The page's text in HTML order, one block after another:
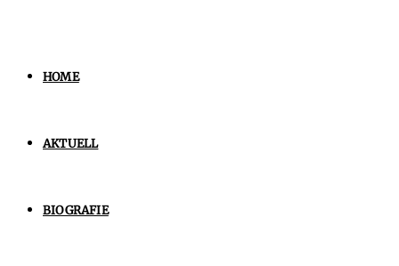
HOME
AKTUELL
BIOGRAFIE